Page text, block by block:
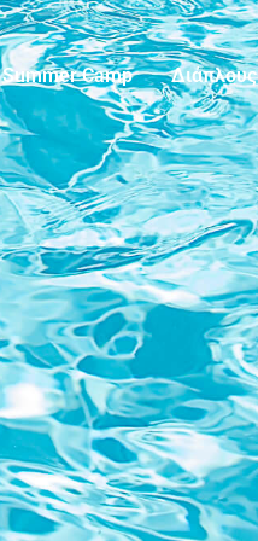
Summer Camp Διάπλους